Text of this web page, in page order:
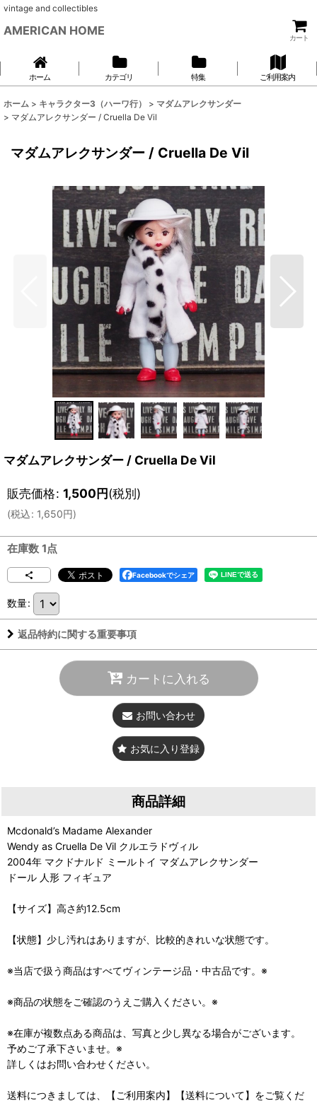
vintage and collectibles
AMERICAN HOME
カート
ホーム カテゴリ 特集 ご利用案内
ホーム > キャラクター3（ハーワ行） > マダムアレクサンダー
> マダムアレクサンダー / Cruella De Vil
マダムアレクサンダー / Cruella De Vil
マダムアレクサンダー / Cruella De Vil
販売価格: 1,500円(税別)
(税込: 1,650円)
在庫数 1点
Facebookでシェア
数量:
返品特約に関する重要事項
カートに入れる
お問い合わせ
お気に入り登録
商品詳細
Mcdonald’s Madame Alexander
Wendy as Cruella De Vil クルエラドヴィル
2004年 マクドナルド ミールトイ マダムアレクサンダー
ドール 人形 フィギュア
【サイズ】高さ約12.5cm
【状態】少し汚れはありますが、比較的きれいな状態です。
※当店で扱う商品はすべてヴィンテージ品・中古品です。※
※商品の状態をご確認のうえご購入ください。※
※在庫が複数点ある商品は、写真と少し異なる場合がございます。
予めご了承下さいませ。※
詳しくはお問い合わせください。
送料につきましては、【ご利用案内】【送料について】をご覧くだ